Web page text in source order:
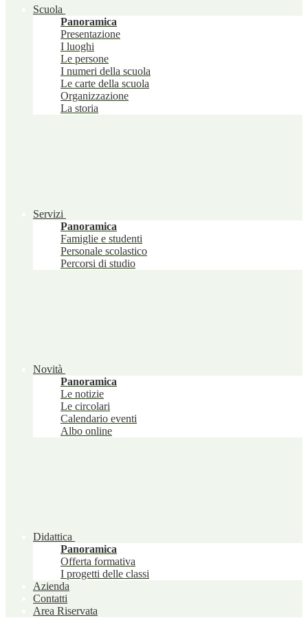
Scuola
Panoramica
Presentazione
I luoghi
Le persone
I numeri della scuola
Le carte della scuola
Organizzazione
La storia
Servizi
Panoramica
Famiglie e studenti
Personale scolastico
Percorsi di studio
Novità
Panoramica
Le notizie
Le circolari
Calendario eventi
Albo online
Didattica
Panoramica
Offerta formativa
I progetti delle classi
Azienda
Contatti
Area Riservata